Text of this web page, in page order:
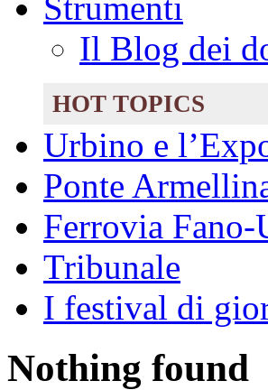
Il Blog dei
HOT TOPICS
Urbino e
Ponte
Ferrovia Fano-
Tribunale
I festival di
Nothing found